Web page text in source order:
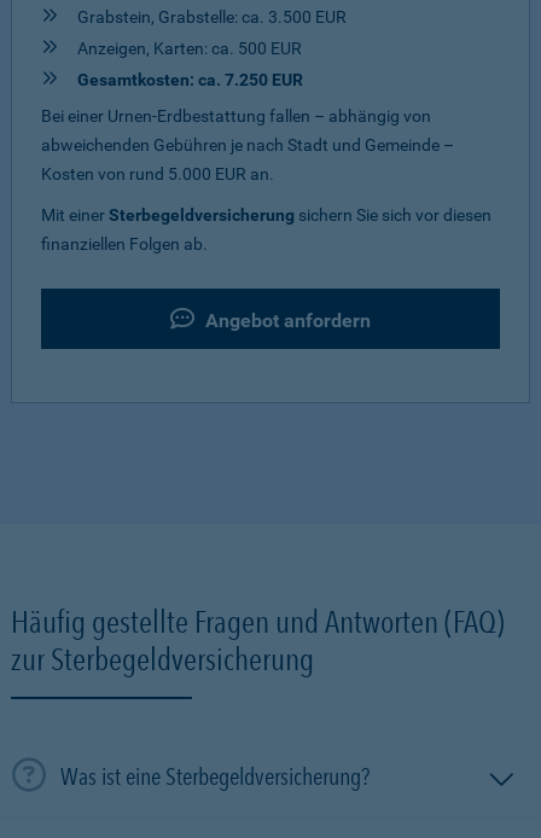
Grabstein, Grabstelle: ca. 3.500 EUR
Anzeigen, Karten: ca. 500 EUR
Gesamtkosten: ca. 7.250 EUR
Bei einer Urnen-Erdbestattung fallen – abhängig von
abweichenden Gebühren je nach Stadt und Gemeinde –
Kosten von rund 5.000 EUR an.
Mit einerSterbegeldversicherung sichern Sie sich vor diesen
finanziellen Folgen ab.
Angebot anfordern
Häufig gestellte Fragen und Antworten (FAQ)
zur Sterbegeldversicherung
Was ist eine Sterbegeldversicherung?